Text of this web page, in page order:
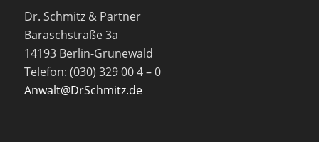
Dr. Schmitz & Partner
Baraschstraße 3a
14193 Berlin-Grunewald
Telefon: (030) 329 00 4 – 0
Anwalt@DrSchmitz.de